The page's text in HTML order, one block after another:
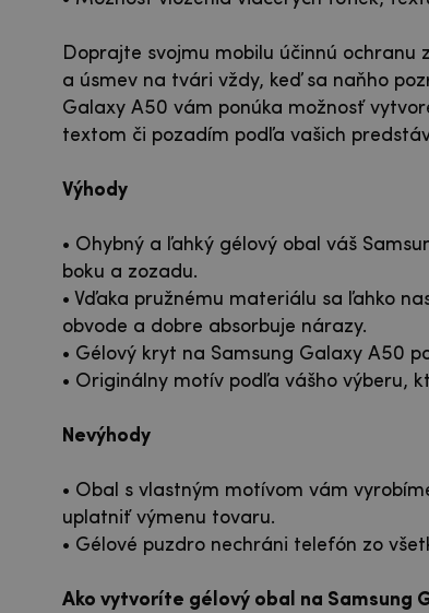
Doprajte svojmu mobilu účinnú
a úsmev na tvári vždy, keď sa naňho
Galaxy A50 vám ponúka možnosť
textom či pozadím podľa vašich
Výhody
• Ohybný a ľahký gélový obal váš
boku a zozadu.
• Vďaka pružnému materiálu sa ľahko
obvode a dobre absorbuje nárazy.
• Gélový kryt na Samsung Galaxy A50
• Originálny motív podľa vášho výberu,
Nevýhody
• Obal s vlastným motívom vám
uplatniť výmenu tovaru.
• Gélové puzdro nechráni telefón zo
Ako vytvoríte gélový obal na Samsung